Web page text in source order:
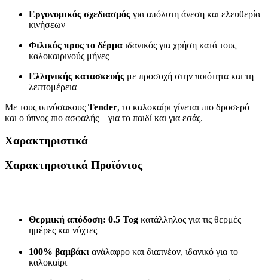
Εργονομικός σχεδιασμός για απόλυτη άνεση και ελευθερία
κινήσεων
Φιλικός προς το δέρμα ιδανικός για χρήση κατά τους
καλοκαιρινούς μήνες
Ελληνικής κατασκευής με προσοχή στην ποιότητα και τη
λεπτομέρεια
Με τους υπνόσακους Tender, το καλοκαίρι γίνεται πιο δροσερό
και ο ύπνος πιο ασφαλής – για το παιδί και για εσάς.
Χαρακτηριστικά
Χαρακτηριστικά Προϊόντος
Θερμική απόδοση: 0.5 Tog κατάλληλος για τις θερμές
ημέρες και νύχτες
100% βαμβάκι ανάλαφρο και διαπνέον, ιδανικό για το
καλοκαίρι